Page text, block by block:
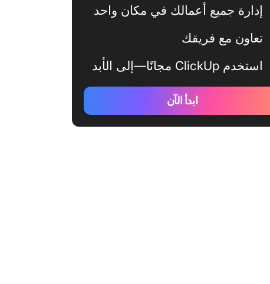
إدارة جميع أعمالك في مكان واحد
تعاون مع فريقك
استخدم ClickUp مجانًا—إلى الأبد
ابدأ الآن